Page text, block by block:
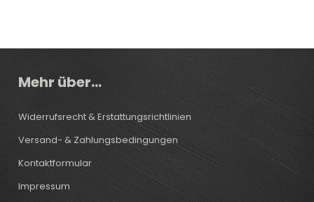
Mehr über...
Widerrufsrecht & Erstattungsrichtlinien
Versand- & Zahlungsbedingungen
Kontaktformular
Impressum